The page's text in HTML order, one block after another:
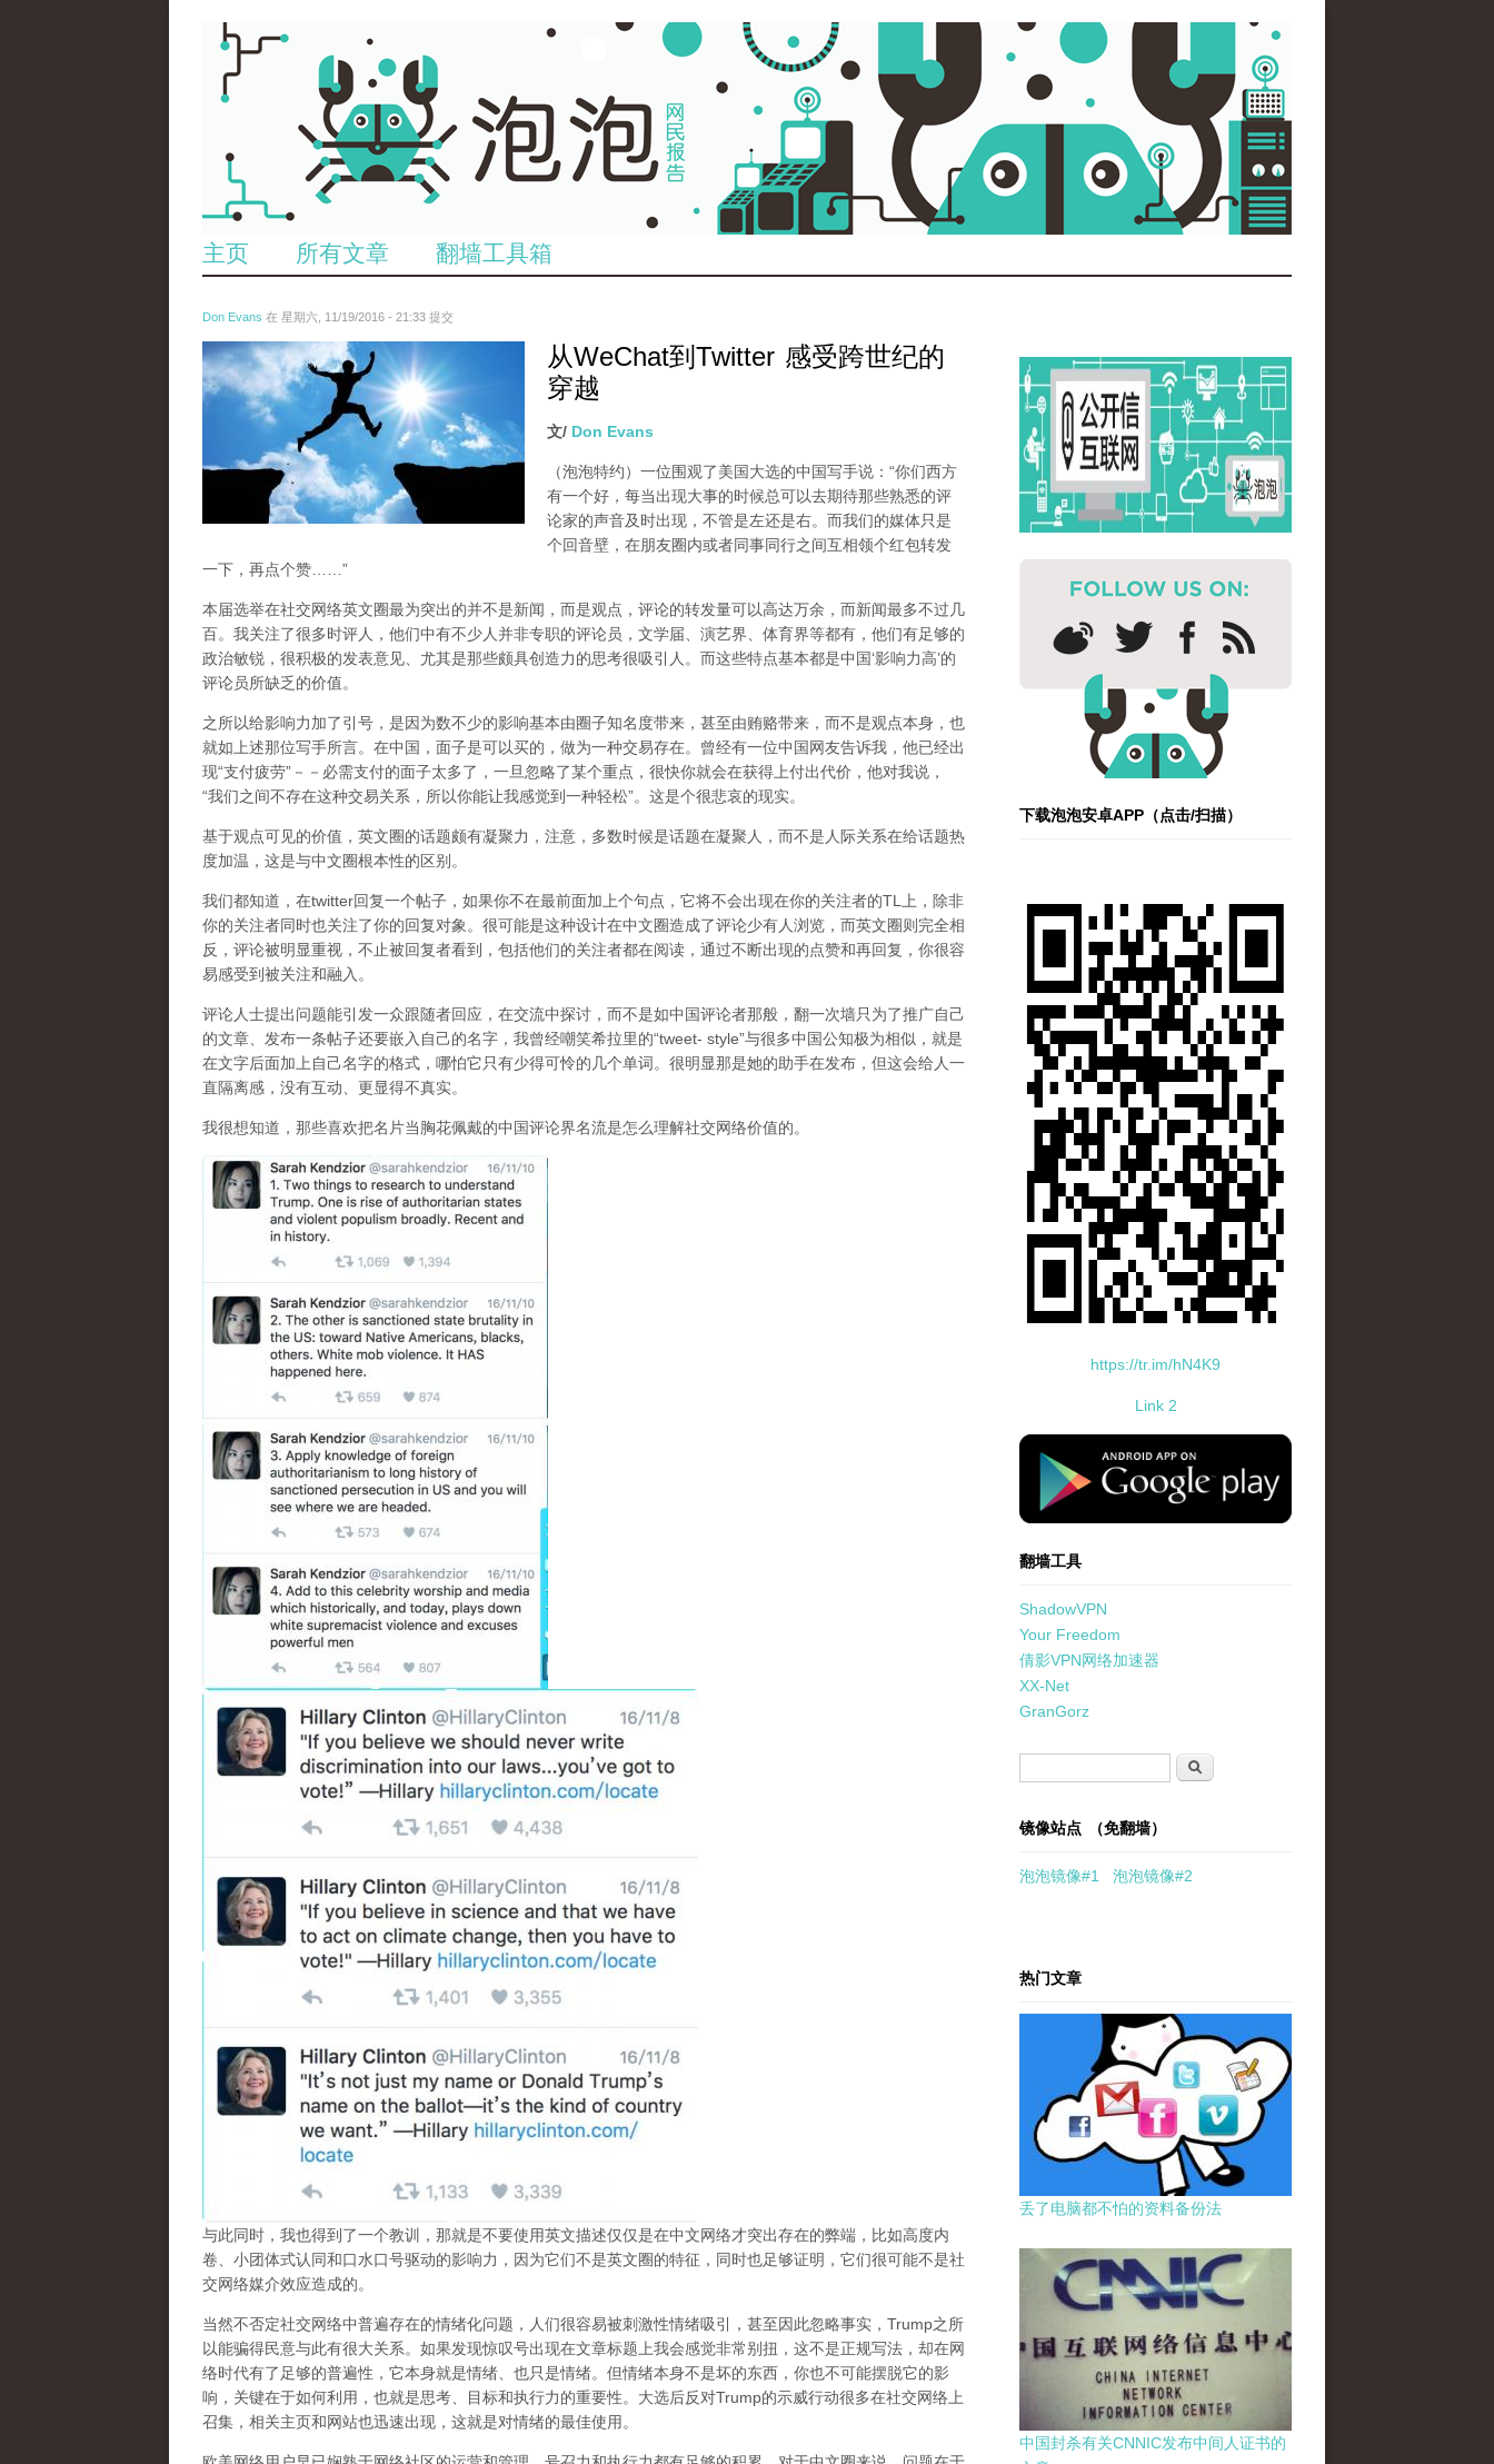
主页 所有文章 翻墙工具箱
Don Evans 在 星期六, 11/19/2016 - 21:33 提交
tou_2.jpg
从WeChat到Twitter 感受跨世纪的
穿越
文/ Don Evans
（泡泡特约） 一位围观了美国大选的中国写手说：“你们西方
有一个好，每当出现大事的时候总可以去期待那些熟悉的评
论家的声音及时出现，不管是左还是右。而我们的媒体只是
个回音壁，在朋友圈内或者同事同行之间互相领个红包转发
一下，再点个赞……”
本届选举在社交网络英文圈最为突出的并不是新闻，而是观点，评论的转发量可以高达万余，而新闻最多不过几
百。我关注了很多时评人，他们中有不少人并非专职的评论员，文学届、演艺界、体育界等都有，他们有足够的
政治敏锐，很积极的发表意见、尤其是那些颇具创造力的思考很吸引人。而这些特点基本都是中国‘影响力高’的
评论员所缺乏的价值。
之所以给影响力加了引号，是因为数不少的影响基本由圈子知名度带来，甚至由贿赂带来，而不是观点本身，也
就如上述那位写手所言。在中国，面子是可以买的，做为一种交易存在。曾经有一位中国网友告诉我，他已经出
现“支付疲劳”－－必需支付的面子太多了，一旦忽略了某个重点，很快你就会在获得上付出代价，他对我说，
“我们之间不存在这种交易关系，所以你能让我感觉到一种轻松”。这是个很悲哀的现实。
基于观点可见的价值，英文圈的话题颇有凝聚力，注意，多数时候是话题在凝聚人，而不是人际关系在给话题热
度加温，这是与中文圈根本性的区别。
我们都知道，在twitter回复一个帖子，如果你不在最前面加上个句点，它将不会出现在你的关注者的TL上，除非
你的关注者同时也关注了你的回复对象。很可能是这种设计在中文圈造成了评论少有人浏览，而英文圈则完全相
反，评论被明显重视，不止被回复者看到，包括他们的关注者都在阅读，通过不断出现的点赞和再回复，你很容
易感受到被关注和融入。
评论人士提出问题能引发一众跟随者回应，在交流中探讨，而不是如中国评论者那般，翻一次墙只为了推广自己
的文章、发布一条帖子还要嵌入自己的名字，我曾经嘲笑希拉里的“tweet- style”与很多中国公知极为相似，就是
在文字后面加上自己名字的格式，哪怕它只有少得可怜的几个单词。很明显那是她的助手在发布，但这会给人一
直隔离感，没有互动、更显得不真实。
我很想知道，那些喜欢把名片当胸花佩戴的中国评论界名流是怎么理解社交网络价值的。
与此同时，我也得到了一个教训，那就是不要使用英文描述仅仅是在中文网络才突出存在的弊端，比如高度内
卷、小团体式认同和口水口号驱动的影响力，因为它们不是英文圈的特征，同时也足够证明，它们很可能不是社
交网络媒介效应造成的。
当然不否定社交网络中普遍存在的情绪化问题，人们很容易被刺激性情绪吸引，甚至因此忽略事实，Trump之所
以能骗得民意与此有很大关系。如果发现惊叹号出现在文章标题上我会感觉非常别扭，这不是正规写法，却在网
络时代有了足够的普遍性，它本身就是情绪、也只是情绪。但情绪本身不是坏的东西，你也不可能摆脱它的影
响，关键在于如何利用，也就是思考、目标和执行力的重要性。大选后反对Trump的示威行动很多在社交网络上
召集，相关主页和网站也迅速出现，这就是对情绪的最佳使用。
下载泡泡安卓APP（点击/扫描）
https://tr.im/hN4K9
Link 2
standard-icon-googleplay-app-store.png
翻墙工具
ShadowVPN
Your Freedom
倩影VPN网络加速器
XX-Net
GranGorz
搜索
镜像站点 （免翻墙）
泡泡镜像#1 泡泡镜像#2
热门文章
丢了电脑都不怕的资料备份法
中国封杀有关CNNIC发布中间人证书的